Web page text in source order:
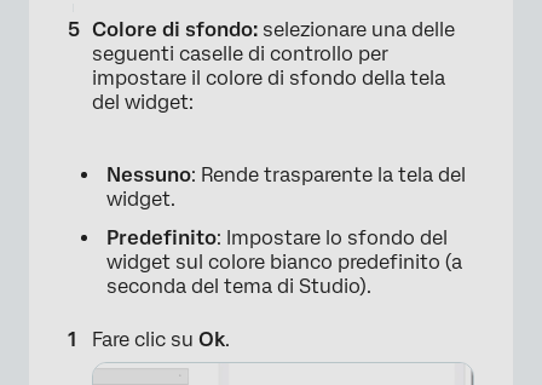
Colore di sfondo: selezionare una delle
seguenti caselle di controllo per
impostare il colore di sfondo della tela
del widget:
Nessuno: Rende trasparente la tela del
widget.
Predefinito: Impostare lo sfondo del
widget sul colore bianco predefinito (a
seconda del tema di Studio).
Fare clic su Ok.